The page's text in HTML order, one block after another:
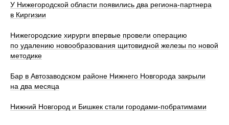
У Нижегородской области появились два региона-партнера
в Киргизии
Нижегородские хирурги впервые провели операцию
по удалению новообразования щитовидной железы по новой
методике
Бар в Автозаводском районе Нижнего Новгорода закрыли
на два месяца
Нижний Новгород и Бишкек стали городами-побратимами